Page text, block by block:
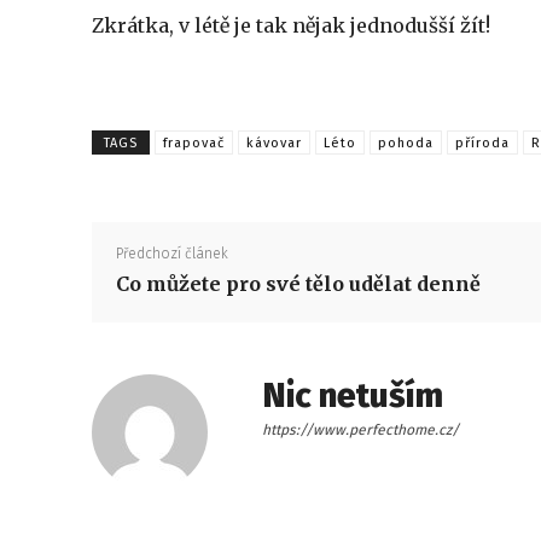
Zkrátka, v létě je tak nějak jednodušší žít!
TAGS frapovač kávovar Léto pohoda příroda
Předchozí článek
Co můžete pro své tělo udělat denně
Nic netuším
https://www.perfecthome.cz/